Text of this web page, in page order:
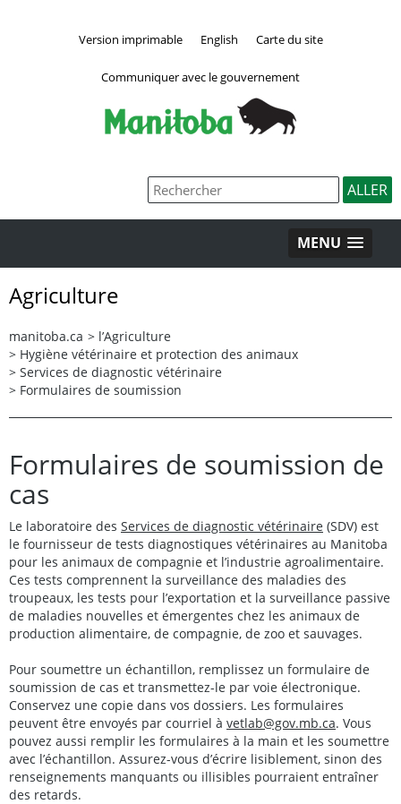
Version imprimable English Carte du site
Communiquer avec le gouvernement
MENU
Agriculture
manitoba.ca > l’Agriculture
> Hygiène vétérinaire et protection des animaux
> Services de diagnostic vétérinaire
> Formulaires de soumission
Formulaires de soumission de
cas
Le laboratoire des Services de diagnostic vétérinaire (SDV) est
le fournisseur de tests diagnostiques vétérinaires au Manitoba
pour les animaux de compagnie et l’industrie agroalimentaire.
Ces tests comprennent la surveillance des maladies des
troupeaux, les tests pour l’exportation et la surveillance passive
de maladies nouvelles et émergentes chez les animaux de
production alimentaire, de compagnie, de zoo et sauvages.
Pour soumettre un échantillon, remplissez un formulaire de
soumission de cas et transmettez-le par voie électronique.
Conservez une copie dans vos dossiers. Les formulaires
peuvent être envoyés par courriel à vetlab@gov.mb.ca. Vous
pouvez aussi remplir les formulaires à la main et les soumettre
avec l’échantillon. Assurez-vous d’écrire lisiblement, sinon des
renseignements manquants ou illisibles pourraient entraîner
des retards.